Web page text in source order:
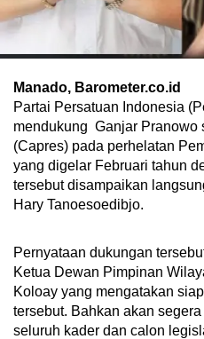
Manado, Barometer.co.id
Partai Persatuan Indonesia
mendukung Ganjar Pranowo
(Capres) pada perhelatan
yang digelar Februari tahun
tersebut disampaikan
Hary Tanoesoedibjo.
Pernyataan dukungan
Ketua Dewan Pimpinan
Koloay yang mengatakan
tersebut. Bahkan akan
seluruh kader dan calon